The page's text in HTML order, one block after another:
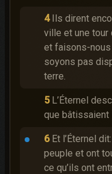
4 Ils dirent
ville et une tour
et faisons-nous
soyons pas
terre.
5 L’Éternel
que
6 Et l’Éternel
peuple et ont
ce qu’ils ont